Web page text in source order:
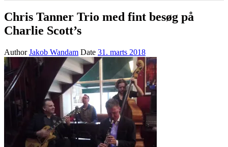
Chris Tanner Trio med fint besøg på
Charlie Scott’s
AuthorJakob Wandam Date 31. marts 2018